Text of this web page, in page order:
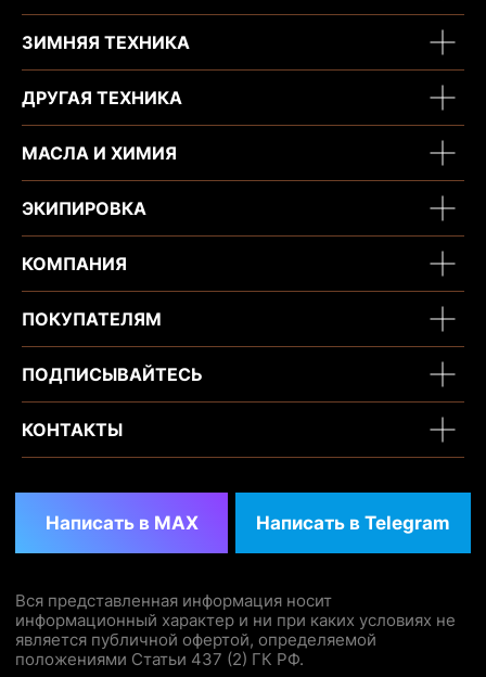
ЗИМНЯЯ ТЕХНИКА
ДРУГАЯ ТЕХНИКА
МАСЛА И ХИМИЯ
ЭКИПИРОВКА
КОМПАНИЯ
ПОКУПАТЕЛЯМ
ПОДПИСЫВАЙТЕСЬ
КОНТАКТЫ